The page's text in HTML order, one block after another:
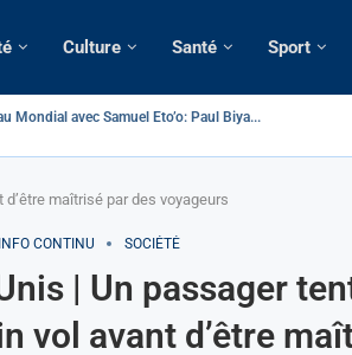
Culture Santé Sport
Cameroun | Tensions au sommet de l’Etat: Le...
d’être maîtrisé par des voyageurs
INFO CONTINU SOCIÉTÉ
| Un passager
vol avant d’être